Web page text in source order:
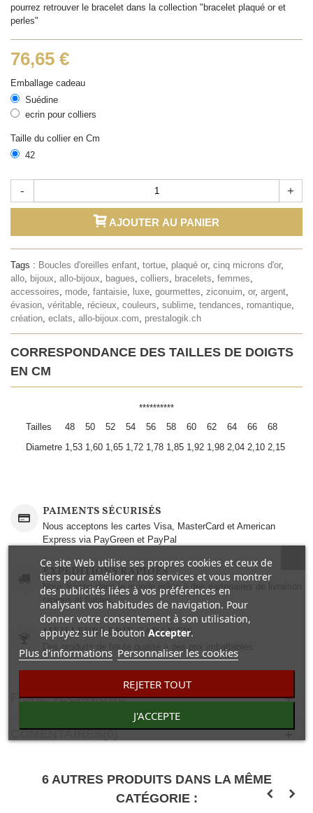
pourrez retrouver le bracelet dans la collection "bracelet plaqué or et
perles"
76,65 €
Emballage cadeau
Suédine
ecrin pour colliers
Taille du collier en Cm
42
- +
AJOUTER AU PANIER
Tags : Boucles d'oreilles enfant tortue plaqué or, cinq microns d'or,
allo bijoux allo-bijoux bagues colliers bracelets femmes
accessoires
mode fantaisie luxe gourmettes ziconuim or, argent
évasion véritable récieux couleurs sublime tendances romantique
création eclats allo-bijoux.com prestalogik.ch
CORRESPONDANCE DES TAILLES DE DOIGTS
EN CM
**********
Tailles
48 50 52 54 56 58 60 62 64 66
68
Diametre 1,53 1,60 1,65 1,72 1,78 1,85 1,92 1,98 2,04 2,10 2,15
PAIMENTS SÉCURISÉS
Nous acceptons les cartes Visa, MasterCard et American
Express via PayGreen et PayPal
EXPEDITIONS RAPIDES
Nous livrons dans le monde grâce à des partenaires de livraison
rapides et fiables.
MEILLEURS PRIX GARANTIS
FICHE TECHNIQUE
COMENTAIRES(0)
6 AUTRES PRODUITS DANS LA MÊME
CATÉGORIE :
Ce site Web utilise ses propres cookies et ceux de
tiers pour améliorer nos services et vous montrer
des publicités liées à vos préférences en
analysant vos habitudes de navigation. Pour
donner votre consentement à son utilisation,
appuyez sur le bouton Accepter.
Plus d'informations Personnaliser les cookies
REJETER TOUT
J'ACCEPTE